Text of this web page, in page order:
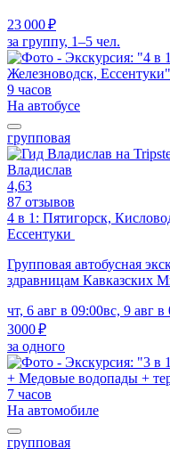
23 000 ₽
за группу, 1–5 чел.
9 часов
На автобусе
групповая
Владислав
4,63
87 отзывов
4 в 1: Пятигорск,
Ессентуки
Групповая автобусная
здравницам Кавказских
чт, 6 авг в 09:00вс, 9 авг в
3000 ₽
за одного
7 часов
На автомобиле
групповая